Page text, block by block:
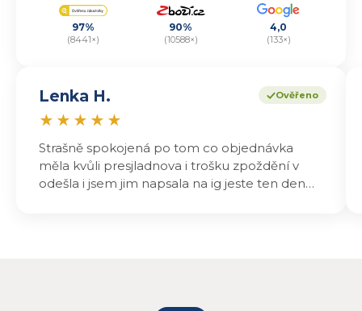
97%
(8441×)
90%
(10588×)
4,0
(133×)
Ověřeno
Lenka H.
★ ★ ★ ★ ★
Strašně spokojená po tom co objednávka
měla kvůli presjladnova i trošku zpoždění v
odešla i jsem jim napsala na ig jeste ten den